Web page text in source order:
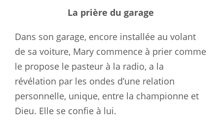
La prière du garage
Dans son garage, encore installée au volant
de sa voiture, Mary commence à prier comme
le propose le pasteur à la radio, a la
révélation par les ondes d’une relation
personnelle, unique, entre la championne et
Dieu. Elle se confie à lui.